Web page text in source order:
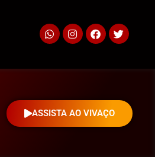
ASSISTA AO VIVAÇO